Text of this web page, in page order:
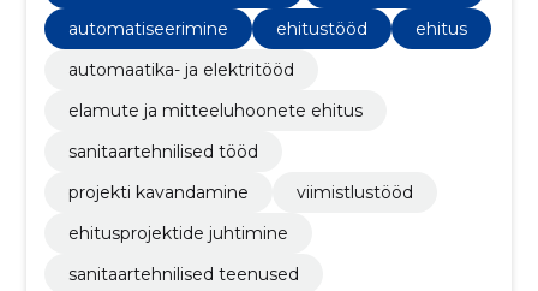
automatiseerimine
ehitustööd
ehitus
automaatika- ja elektritööd
elamute ja mitteeluhoonete ehitus
sanitaartehnilised tööd
projekti kavandamine
viimistlustööd
ehitusprojektide juhtimine
sanitaartehnilised teenused